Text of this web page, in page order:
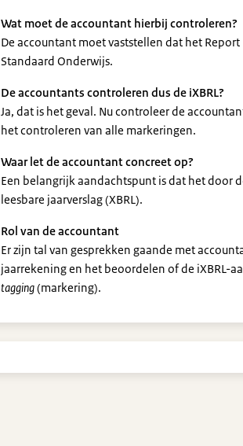
Wat moet de accountant hierbij controleren?
De accountant moet vaststellen dat het
Standaard Onderwijs.
De accountants controleren dus de iXBRL?
Ja, dat is het geval. Nu controleer de
het controleren van alle markeringen.
Waar let de accountant concreet op?
Een belangrijk aandachtspunt is dat het door
leesbare jaarverslag (XBRL).
Rol van de accountant
Er zijn tal van gesprekken gaande met
jaarrekening en het beoordelen of de iXBRL-
tagging(markering).